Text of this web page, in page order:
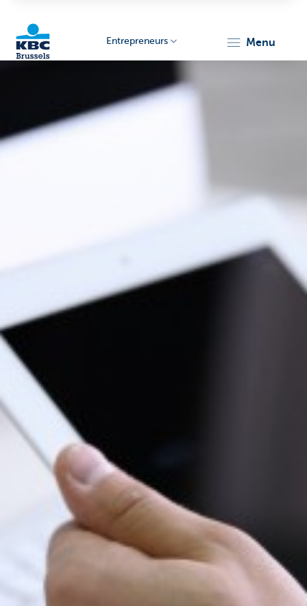
Entrepreneurs menu